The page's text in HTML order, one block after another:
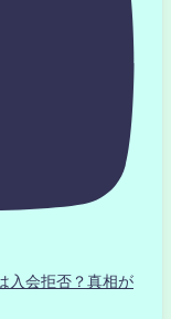
会拒否？真相が